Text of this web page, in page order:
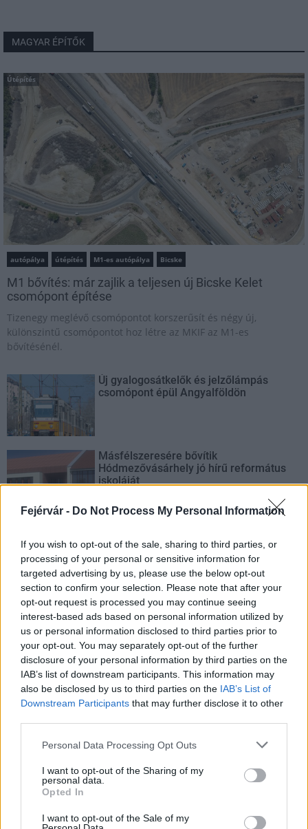
Fejérvár - Do Not Process My Personal Information
If you wish to opt-out of the sale, sharing to third parties, or
processing of your personal or sensitive information for
targeted advertising by us, please use the below opt-out
section to confirm your selection. Please note that after your
opt-out request is processed you may continue seeing
interest-based ads based on personal information utilized by
us or personal information disclosed to third parties prior to
your opt-out. You may separately opt-out of the further
disclosure of your personal information by third parties on the
IAB’s list of downstream participants. This information may
also be disclosed by us to third parties on the IAB’s List of
Downstream Participants that may further disclose it to other
Please note that this website/app uses one or more Google
not limited to your visit or usage behaviour. You may click to
grant or deny consent to Google and its third-party tags to
use your data for below specified purposes in below Google
consent section.
Personal Data Processing Opt Outs
I want to opt-out of the Sharing of my
personal data.
Opted In
I want to opt-out of the Sale of my
MAGYAR ÉPÍTŐK
Útépítés
autópálya útépítés M1-es autópálya Bicske
M1 bővítés: már zajlik a teljesen új Bicske Kelet
csomópont építése
Tizenegy meglévő csomópontot korszerűsít és négy új,
különszintű csomópontot hoz létre az MKIF az M1-es
bővítésénél.
Új gyalogosátkelők és jelzőlámpás
csomópont épül Angyalföldön
Másfélszeresére bővítik
Hódmezővásárhely jó hírű református
iskoláját
Flórián téri felüljárón
Paks II.: Mit jelent az 5. blokk új
mérföldköve a felülvizsgálat
árnyékában?